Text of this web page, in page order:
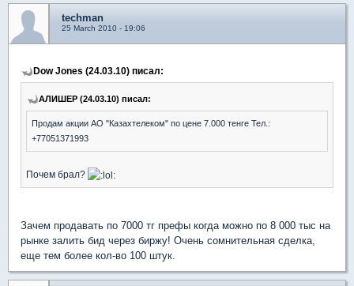
techman
25 March 2010 - 19:06
Dow Jones (24.03.10) писал:
АЛИШЕР (24.03.10) писал:
Продам акции АО "Казахтелеком" по цене 7.000 тенге Тел.:
+77051371993
Почем брал?
Зачем продавать по 7000 тг префы когда можно по 8 000 тыс на
рынке залить бид через биржу! Очень сомнительная сделка,
еще тем более кол-во 100 штук.